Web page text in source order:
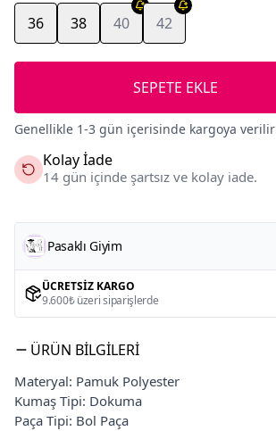
36 38 40 42
SEPETE EKLE
Genellikle 1-3 gün içerisinde kargoya verilir
Kolay İade
14 gün içinde şartsız ve kolay iade.
Pasaklı Giyim
ÜCRETSIZ KARGO
9.600₺ üzeri siparişlerde
ÜRÜN BILGILERI
Materyal: Pamuk Polyester
Kumaş Tipi: Dokuma
Paça Tipi: Bol Paça